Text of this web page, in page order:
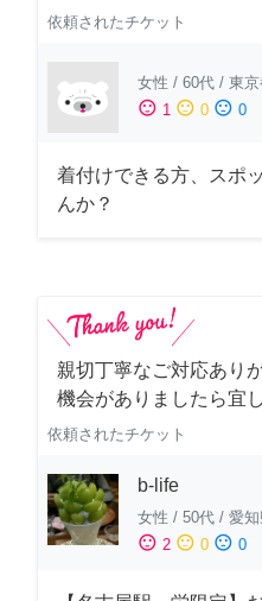
依頼されたチケット
女性 / 60代 / 東
sentiment_satisfied 1 sentiment_neutral 0 sentiment_dissatisfied 0
着付けできる方、スポ
んか？
親切丁寧なご対応あり
機会がありましたら宜
依頼されたチケット
b-life
女性 / 50代 / 愛知
sentiment_satisfied 2 sentiment_neutral 0 sentiment_dissatisfied 0